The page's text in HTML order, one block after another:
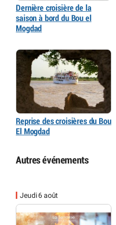
Dernière croisière de la
saison à bord du Bou el
Mogdad
Reprise des croisières du Bou
El Mogdad
Autres événements
Jeudi 6 août